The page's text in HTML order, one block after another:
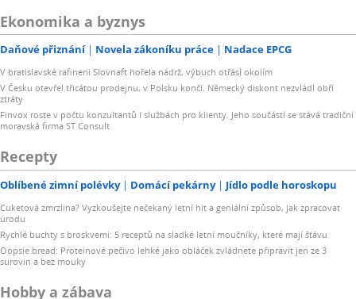
Ekonomika a byznys
Daňové přiznání Novela zákoníku práce Nadace EPCG
V bratislavské rafinerii Slovnaft hořela nádrž, výbuch otřásl okolím
V Česku otevřel třicátou prodejnu, v Polsku končí. Německý diskont nezvládl obří
ztráty
Finvox roste v počtu konzultantů i službách pro klienty. Jeho součástí se stává tradiční
moravská firma ST Consult
Recepty
Oblíbené zimní polévky Domácí pekárny Jídlo podle horoskopu
Cuketová zmrzlina? Vyzkoušejte nečekaný letní hit a geniální způsob, jak zpracovat
úrodu
Rychlé buchty s broskvemi: 5 receptů na sladké letní moučníky, které mají šťávu
Oopsie bread: Proteinové pečivo lehké jako obláček zvládnete připravit jen ze 3
surovin a bez mouky
Hobby a zábava